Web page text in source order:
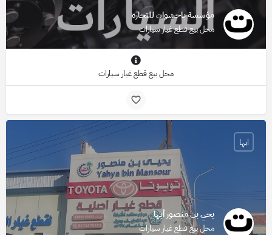
مؤسسة باحشوان للتجارة
محل بيع قطع غيار سيارات
محل بيع قطع غيار سيارات
يحي بن منصور أبها
محل بيع قطع غيار سيارات
ابها